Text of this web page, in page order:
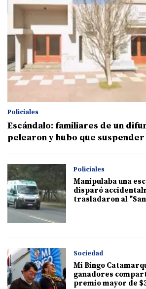
Policiales
Escándalo: familiares de un
pelearon y hubo que
Policiales
Manipulaba una
disparó
trasladaron al "San
Sociedad
Mi Bingo
ganadores
premio mayor de